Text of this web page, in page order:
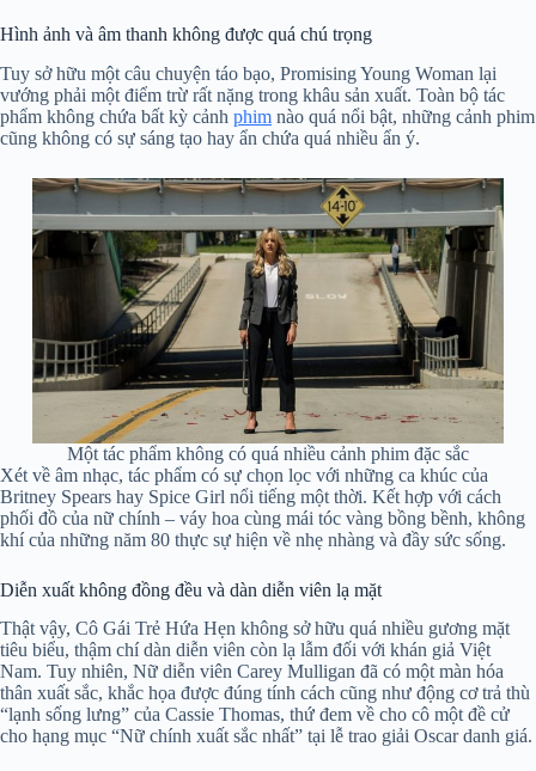
Hình ảnh và âm thanh không được quá chú trọng
Tuy sở hữu một câu chuyện táo bạo, Promising Young Woman lại
vướng phải một điểm trừ rất nặng trong khâu sản xuất. Toàn bộ tác
phẩm không chứa bất kỳ cảnh phim nào quá nổi bật, những cảnh phim
cũng không có sự sáng tạo hay ẩn chứa quá nhiều ẩn ý.
Một tác phẩm không có quá nhiều cảnh phim đặc sắc
Xét về âm nhạc, tác phẩm có sự chọn lọc với những ca khúc của
Britney Spears hay Spice Girl nổi tiếng một thời. Kết hợp với cách
phối đồ của nữ chính – váy hoa cùng mái tóc vàng bồng bềnh, không
khí của những năm 80 thực sự hiện về nhẹ nhàng và đầy sức sống.
Diễn xuất không đồng đều và dàn diễn viên lạ mặt
Thật vậy, Cô Gái Trẻ Hứa Hẹn không sở hữu quá nhiều gương mặt
tiêu biểu, thậm chí dàn diễn viên còn lạ lẫm đối với khán giả Việt
Nam. Tuy nhiên, Nữ diễn viên Carey Mulligan đã có một màn hóa
thân xuất sắc, khắc họa được đúng tính cách cũng như động cơ trả thù
“lạnh sống lưng” của Cassie Thomas, thứ đem về cho cô một đề cử
cho hạng mục “Nữ chính xuất sắc nhất” tại lễ trao giải Oscar danh giá.